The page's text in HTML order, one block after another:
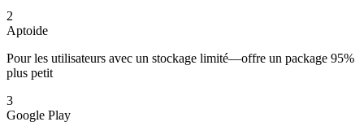
2
Aptoide
Pour les utilisateurs avec un stockage limité—offre un package 95%
plus petit
3
Google Play